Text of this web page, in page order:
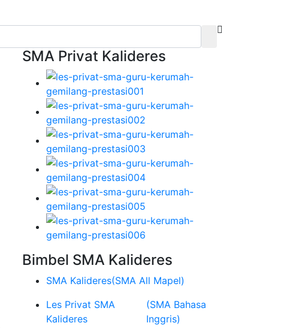
SMA Privat Kalideres
Bimbel SMA Kalideres
SMA Kalideres(SMA All Mapel)
Les Privat SMA
Kalideres
(SMA Bahasa
Inggris)